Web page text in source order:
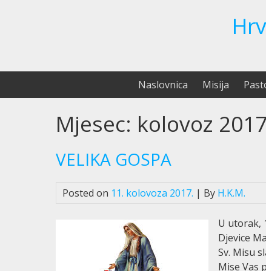
Naslovnica Misija
Mjesec: kolovoz
VELIKA GOSPA
Posted on 11. kolovoza 2017. | By H.K.M.
U utorak,
Djevice
Sv. Misu
Mise Vas